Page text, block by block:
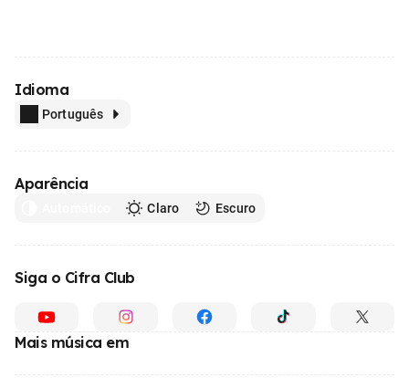
Idioma
Português
Aparência
Claro Escuro
Siga o Cifra Club
Mais música em